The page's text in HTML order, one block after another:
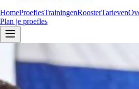
HomeProeflesTrainingenRoosterTarieven
Plan je proefles